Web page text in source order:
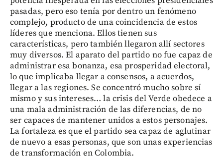
pasadas, pero eso tenía por dentro un fenómeno
complejo, producto de una coincidencia de estos
líderes que menciona. Ellos tienen sus
características, pero también llegaron allí sectores
muy diversos. El aparato del partido no fue capaz de
administrar esa bonanza, esa prosperidad electoral,
lo que implicaba llegar a consensos, a acuerdos,
llegar a las regiones. Se concentró mucho sobre sí
mismo y sus intereses… la crisis del Verde obedece a
una mala administración de las diferencias, de no
ser capaces de mantener unidos a estos personajes.
La fortaleza es que el partido sea capaz de aglutinar
de nuevo a esas personas, que son unas experiencias
de transformación en Colombia.